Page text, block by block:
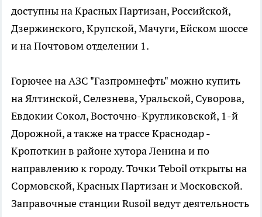
доступны на Красных Партизан, Российской,
Дзержинского, Крупской, Мачуги, Ейском шоссе
и на Почтовом отделении 1.
Горючее на АЗС "Газпромнефть" можно купить
на Ялтинской, Селезнева, Уральской, Суворова,
Евдокии Сокол, Восточно-Кругликовской, 1-й
Дорожной, а также на трассе Краснодар -
Кропоткин в районе хутора Ленина и по
направлению к городу. Точки Teboil открыты на
Сормовской, Красных Партизан и Московской.
Заправочные станции Rusoil ведут деятельность